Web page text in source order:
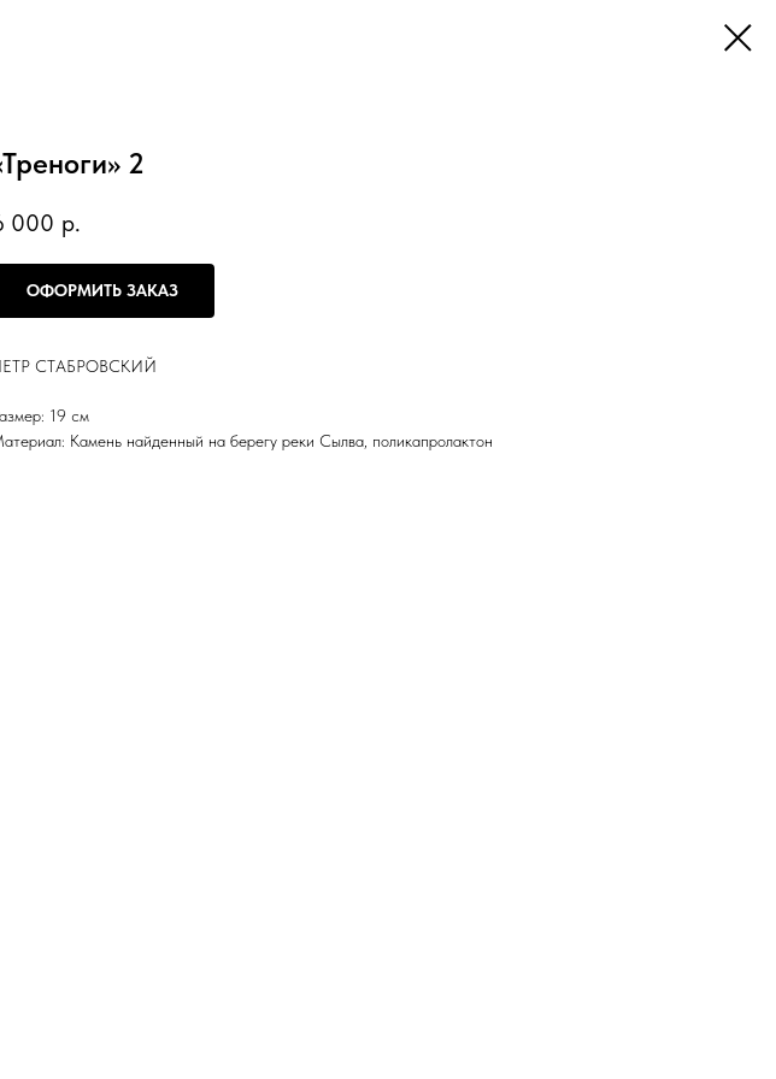
2
000 р.
ОФОРМИТЬ ЗАКАЗ
СТАБРОВСКИЙ
19 см
Камень найденный на берегу реки Сылва, поликапролактон